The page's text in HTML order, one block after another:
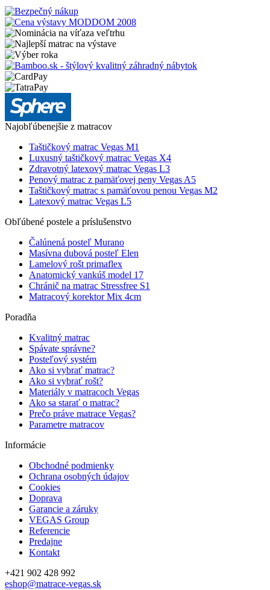
Najobľúbenejšie z matracov
Taštičkový matrac Vegas M1
Luxusný taštičkový matrac Vegas X4
Zdravotný latexový matrac Vegas L3
Penový matrac z pamäťovej peny Vegas A5
Taštičkový matrac s pamäťovou penou Vegas M2
Latexový matrac Vegas L5
Obľúbené postele a príslušenstvo
Čalúnená posteľ Murano
Masívna dubová posteľ Elen
Lamelový rošt primaflex
Anatomický vankúš model 17
Chránič na matrac Stressfree S1
Matracový korektor Mix 4cm
Poradňa
Kvalitný matrac
Spávate správne?
Posteľový systém
Ako si vybrať matrac?
Ako si vybrať rošt?
Materiály v matracoch Vegas
Ako sa starať o matrac?
Prečo práve matrace Vegas?
Parametre matracov
Informácie
Obchodné podmienky
Ochrana osobných údajov
Cookies
Doprava
Garancie a záruky
VEGAS Group
Referencie
Predajne
Kontakt
+421 902 428 992
eshop@matrace-vegas.sk